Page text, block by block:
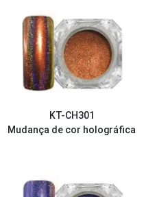
KT-CH301
Mudança de cor holográfica